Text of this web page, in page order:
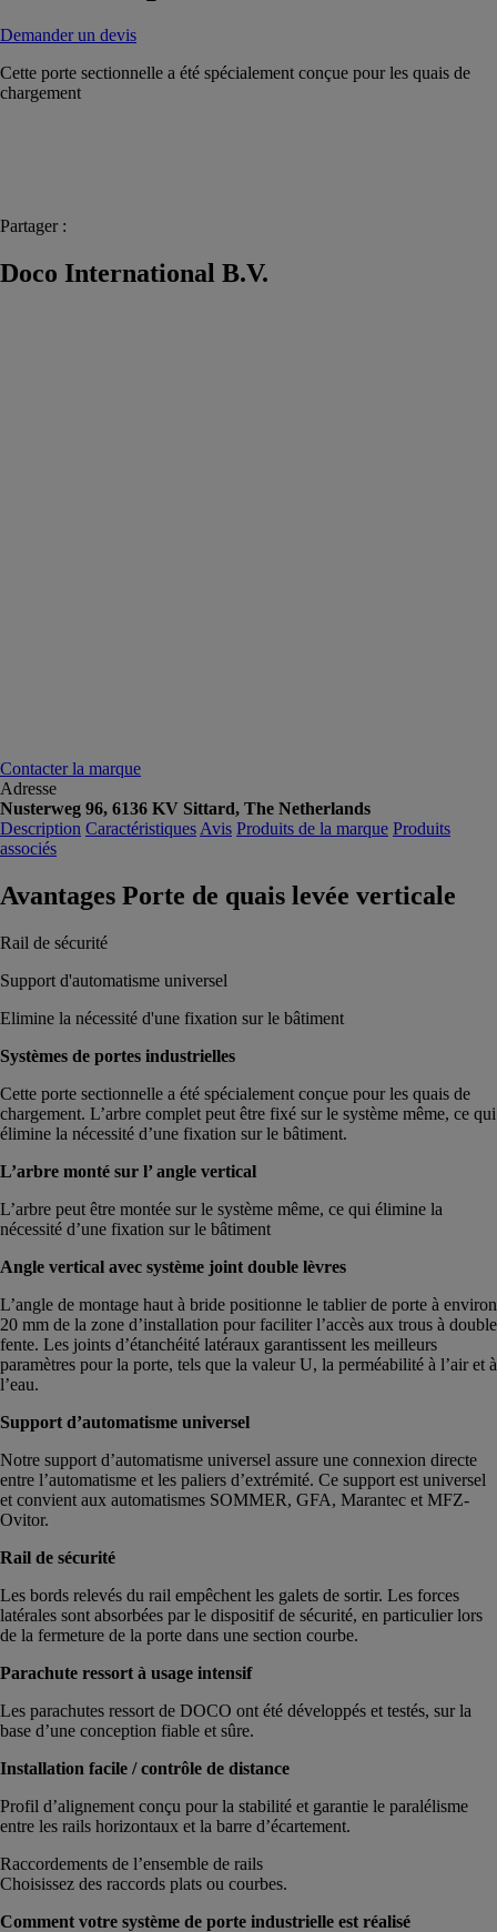
Demander un devis
Cette porte sectionnelle a été spécialement conçue pour les quais de
chargement
Partager :
Doco International B.V.
Contacter la marque
Adresse
Nusterweg 96, 6136 KV Sittard, The Netherlands
Description Caractéristiques Avis Produits de la marque Produits
associés
Avantages Porte de quais levée verticale
Rail de sécurité
Support d'automatisme universel
Elimine la nécessité d'une fixation sur le bâtiment
Systèmes de portes industrielles
Cette porte sectionnelle a été spécialement conçue pour les quais de
chargement. L’arbre complet peut être fixé sur le système même, ce qui
élimine la nécessité d’une fixation sur le bâtiment.
L’arbre monté sur l’ angle vertical
L’arbre peut être montée sur le système même, ce qui élimine la
nécessité d’une fixation sur le bâtiment
Angle vertical avec système joint double lèvres
L’angle de montage haut à bride positionne le tablier de porte à environ
20 mm de la zone d’installation pour faciliter l’accès aux trous à double
fente. Les joints d’étanchéité latéraux garantissent les meilleurs
paramètres pour la porte, tels que la valeur U, la perméabilité à l’air et à
l’eau.
Support d’automatisme universel
Notre support d’automatisme universel assure une connexion directe
entre l’automatisme et les paliers d’extrémité. Ce support est universel
et convient aux automatismes SOMMER, GFA, Marantec et MFZ-
Ovitor.
Rail de sécurité
Les bords relevés du rail empêchent les galets de sortir. Les forces
latérales sont absorbées par le dispositif de sécurité, en particulier lors
de la fermeture de la porte dans une section courbe.
Parachute ressort à usage intensif
Les parachutes ressort de DOCO ont été développés et testés, sur la
base d’une conception fiable et sûre.
Installation facile / contrôle de distance
Profil d’alignement conçu pour la stabilité et garantie le paralélisme
entre les rails horizontaux et la barre d’écartement.
Raccordements de l’ensemble de rails
Choisissez des raccords plats ou courbes.
Comment votre système de porte industrielle est réalisé